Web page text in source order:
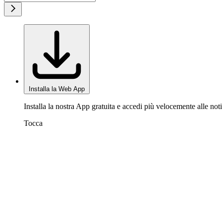
Installa la Web App
Installa la nostra App gratuita e accedi più velocemente alle
Tocca